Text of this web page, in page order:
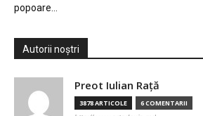
popoare…
Autorii noștri
Preot Iulian Raţă
3878 ARTICOLE 6 COMENTARII